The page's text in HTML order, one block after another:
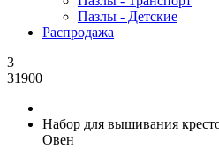
Пазлы - Детские
Распродажа
3
31900
Набор для вышивания
Овен